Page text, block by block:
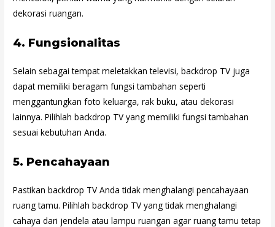
dekorasi ruangan.
4. Fungsionalitas
Selain sebagai tempat meletakkan televisi, backdrop TV juga
dapat memiliki beragam fungsi tambahan seperti
menggantungkan foto keluarga, rak buku, atau dekorasi
lainnya. Pilihlah backdrop TV yang memiliki fungsi tambahan
sesuai kebutuhan Anda.
5. Pencahayaan
Pastikan backdrop TV Anda tidak menghalangi pencahayaan
ruang tamu. Pilihlah backdrop TV yang tidak menghalangi
cahaya dari jendela atau lampu ruangan agar ruang tamu tetap